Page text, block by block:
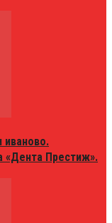
иваново.
«Дента Престиж».